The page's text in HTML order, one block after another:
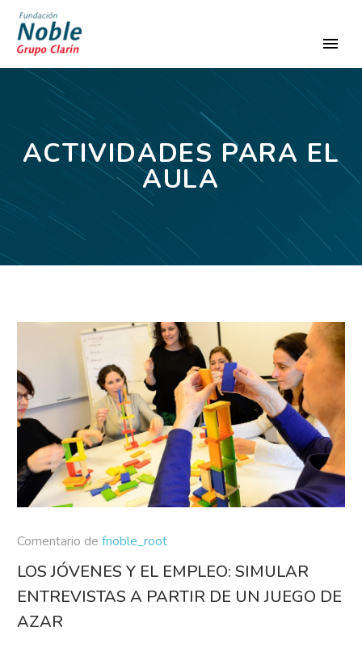
ACTIVIDADES PARA EL
AULA
Comentario de fnoble_root
LOS JÓVENES Y EL EMPLEO: SIMULAR
ENTREVISTAS A PARTIR DE UN JUEGO DE
AZAR